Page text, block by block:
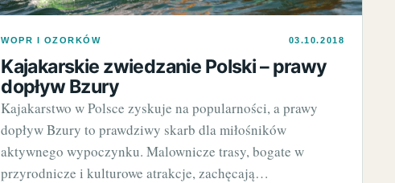
WOPR I OZORKÓW 03.10.2018
Kajakarskie zwiedzanie Polski – prawy
dopływ Bzury
Kajakarstwo w Polsce zyskuje na popularności, a prawy
dopływ Bzury to prawdziwy skarb dla miłośników
aktywnego wypoczynku. Malownicze trasy, bogate w
przyrodnicze i kulturowe atrakcje, zachęcają…